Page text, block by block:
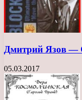
Дмитрий Язов —
05.03.2017